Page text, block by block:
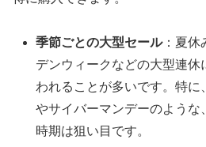
季節ごとの大型セール：夏休
デンウィークなどの大型連休
われることが多いです。特に
やサイバーマンデーのような
時期は狙い目です。